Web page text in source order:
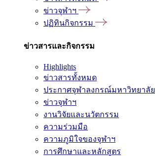
ข่าวจุฬาฯ
ปฏิทินกิจกรรม
ข่าวสารและกิจกรรม
Highlights
ข่าวสารทั้งหมด
ประกาศจุฬาลงกรณ์มหาวิทยาลัย
ข่าวจุฬาฯ
งานวิจัยและนวัตกรรม
ความร่วมมือ
ความภูมิใจของจุฬาฯ
การศึกษาและหลักสูตร